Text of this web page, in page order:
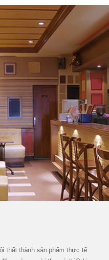
thất thành sản phẩm thực tế